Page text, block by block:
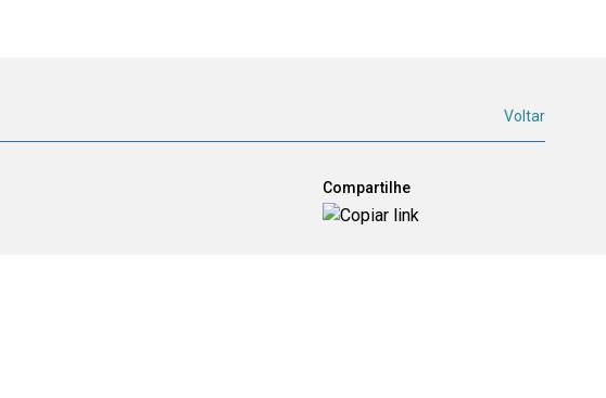
Voltar
Compartilhe